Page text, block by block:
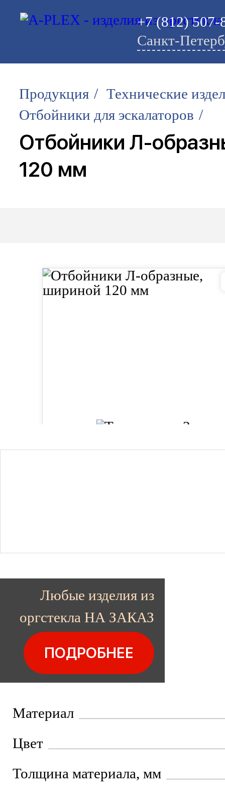
+7 (812) 507-
Санкт-
Продукция / Технические
Отбойники для эскалаторов /
Отбойники Л-
120 мм
Любые изделия из
оргстекла НА ЗАКАЗ
ПОДРОБНЕЕ
Материал
Цвет
Толщина материала, мм